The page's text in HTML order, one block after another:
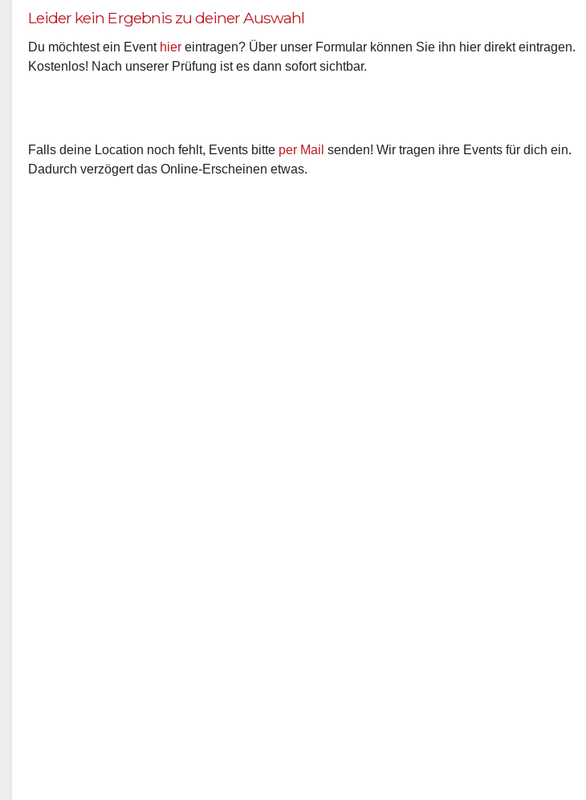
Leider kein Ergebnis zu deiner Auswahl
Du möchtest ein Event hier eintragen? Über unser Formular können Sie ihn hier direkt eintragen.
Kostenlos! Nach unserer Prüfung ist es dann sofort sichtbar.
Falls deine Location noch fehlt, Events bitte per Mail senden! Wir tragen ihre Events für dich ein.
Dadurch verzögert das Online-Erscheinen etwas.